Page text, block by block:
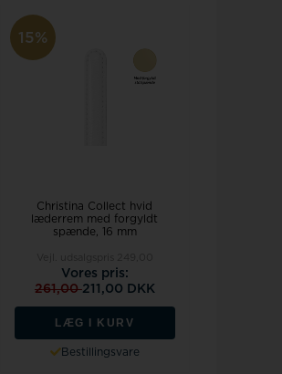
15%
Christina Collect hvid
læderrem med forgyldt
spænde, 16 mm
Vores pris:
261,00211,00 DKK
LÆG I KURV
Bestillingsvare